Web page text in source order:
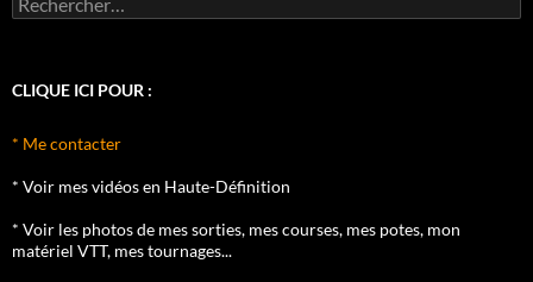
CLIQUE ICI POUR :
* Me contacter
* Voir mes vidéos en Haute-Définition
* Voir les photos de mes sorties, mes courses, mes potes, mon
matériel VTT, mes tournages...